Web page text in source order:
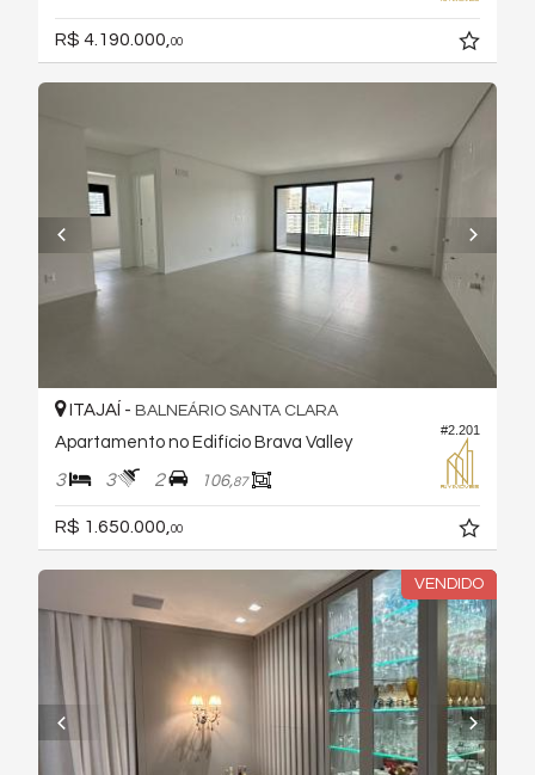
R$ 4.190.000, 00
#2.201
ITAJAÍ - BALNEÁRIO SANTA CLARA
Apartamento no Edifício Brava Valley
3 3 2 106,87
R$ 1.650.000,00
VENDIDO